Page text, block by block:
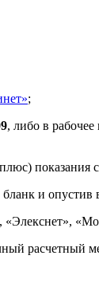
;
, либо в рабочее
и опустив
расчетный